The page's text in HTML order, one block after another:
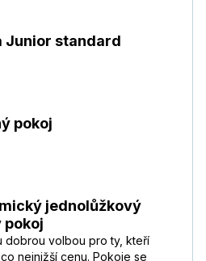
Junior standard
pokoj
jednolůžkový
pokoj
dobrou volbou pro ty, kteří
nejnižší cenu. Pokoje se